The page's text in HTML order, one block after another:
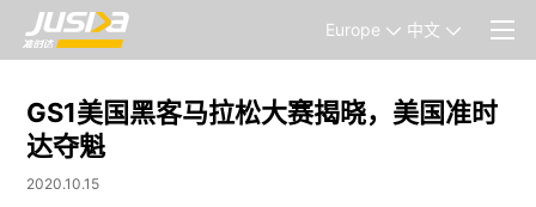
Europe 中文
GS1美国黑客马拉松大赛揭晓，美国准时
达夺魁
2020.10.15